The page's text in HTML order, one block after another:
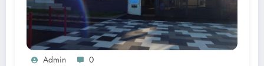
Admin 0